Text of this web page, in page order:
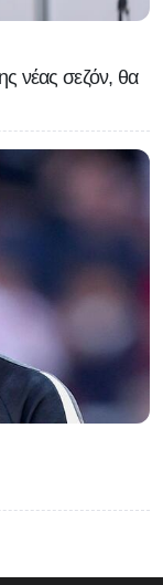
νέας σεζόν, θα